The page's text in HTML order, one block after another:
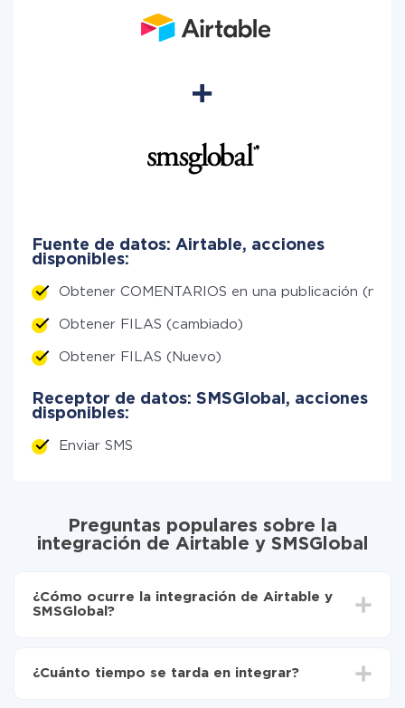
Fuente de datos: Airtable, acciones
disponibles:
Obtener COMENTARIOS en una publicación
Obtener FILAS (cambiado)
Obtener FILAS (Nuevo)
Receptor de datos: SMSGlobal, acciones
disponibles:
Enviar SMS
Preguntas populares sobre la
integración de Airtable y SMSGlobal
¿Cómo ocurre la integración de Airtable y
SMSGlobal?
Elija qué datos transferir de Airtable a SMSGlobal
¿Cuánto tiempo se tarda en integrar?